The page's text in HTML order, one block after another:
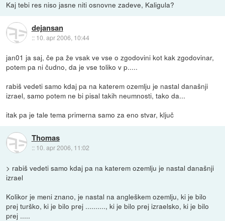
Kaj tebi res niso jasne niti osnovne zadeve, Kaligula?
dejansan
:: 10. apr 2006, 10:44
jan01 ja saj, če pa že vsak ve vse o zgodovini kot kak zgodovinar,
potem pa ni čudno, da je vse toliko v p.....
rabiš vedeti samo kdaj pa na katerem ozemlju je nastal današnji
izrael, samo potem ne bi pisal takih neumnosti, tako da...
itak pa je tale tema primerna samo za eno stvar, ključ
Thomas
:: 10. apr 2006, 11:02
> rabiš vedeti samo kdaj pa na katerem ozemlju je nastal današnji
izrael
Kolikor je meni znano, je nastal na angleškem ozemlju, ki je bilo
prej turško, ki je bilo prej .........., ki je bilo prej izraelsko, ki je bilo
prej .....